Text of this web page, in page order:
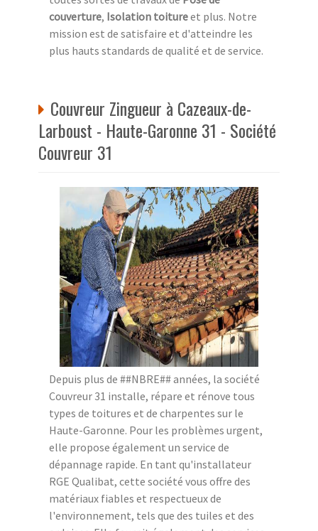
couverture, Isolation toitureet plus. Notre
mission est de satisfaire et d'atteindre les
plus hauts standards de qualité et de service.
Couvreur Zingueur à Cazeaux-de-
Larboust - Haute-Garonne 31 - Société
Couvreur 31
Depuis plus de ##NBRE## années, la société
Couvreur 31 installe, répare et rénove tous
types de toitures et de charpentes sur le
Haute-Garonne. Pour les problèmes urgent,
elle propose également un service de
dépannage rapide. En tant qu'installateur
RGE Qualibat, cette société vous offre des
matériaux fiables et respectueux de
l'environnement, tels que des tuiles et des